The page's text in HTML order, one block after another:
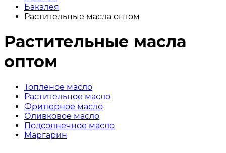
Бакалея
Растительные масла оптом
Растительные масла
оптом
Топленое масло
Растительное масло
Фритюрное масло
Оливковое масло
Подсолнечное масло
Маргарин